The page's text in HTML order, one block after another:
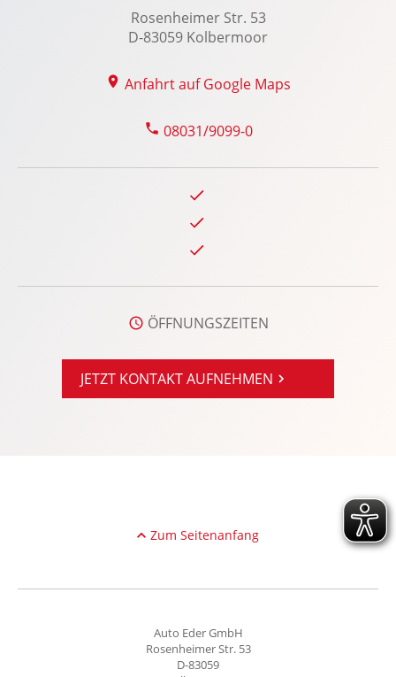
Kopfairbag vorn und hinten
LED-Nebelscheinwerfer
LED-Tagfahrlicht
Leichtmetallfelgen 17 Zoll
Multifunktions-Lederlenkrad
Notbremsassistent
Notrufsystem
Radio-Navigationssystem
Reifenpannenset
Seitenairbag vorn
Rosenheimer Str. 53
D-83059 Kolbermoor
Anfahrt auf Google Maps
08031/9099-0
ÖFFNUNGSZEITEN
JETZT KONTAKT AUFNEHMEN
Zum Seitenanfang
Auto Eder GmbH
Rosenheimer Str. 53
D-83059